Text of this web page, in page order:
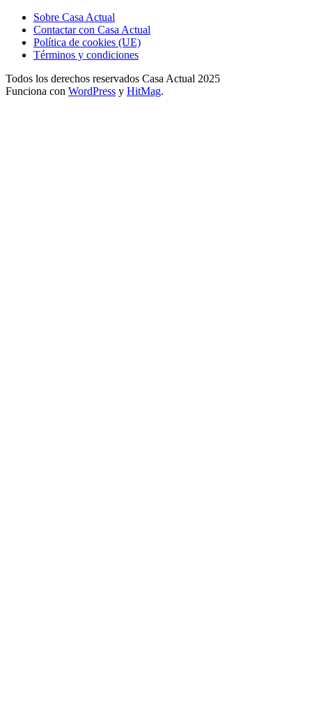
Sobre Casa Actual
Contactar con Casa Actual
Política de cookies (UE)
Términos y condiciones
Todos los derechos reservados Casa Actual 2025
Funciona con WordPress y HitMag.